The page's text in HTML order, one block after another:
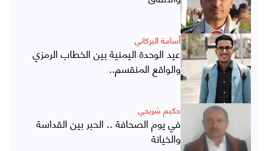
أسامة البركاني
عيد الوحدة اليمنية بين الخطاب الرمزي
والواقع المنقسم..
حكيم شريحي
في يوم الصحافة .. الحبر بين القداسة
والخيانة